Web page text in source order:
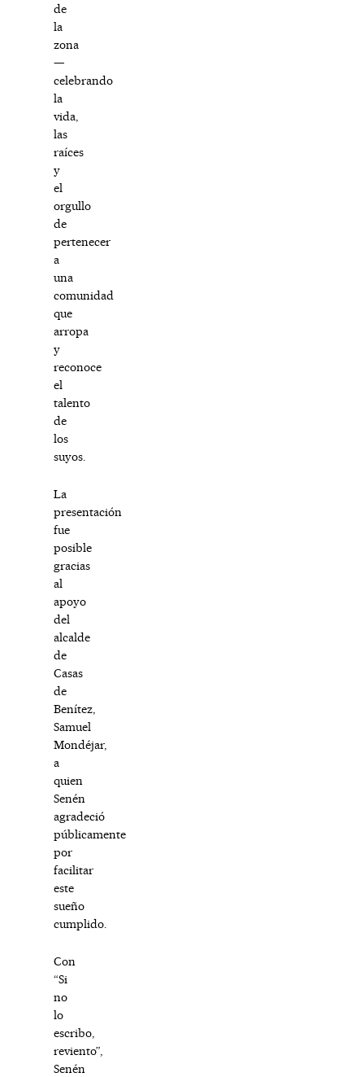
de
la
zona
—
celebrando
la
vida,
las
raíces
y
el
orgullo
de
pertenecer
a
una
comunidad
que
arropa
y
reconoce
el
talento
de
los
suyos.
La
presentación
fue
posible
gracias
al
apoyo
del
alcalde
de
Casas
de
Benítez,
Samuel
Mondéjar,
a
quien
Senén
agradeció
públicamente
por
facilitar
este
sueño
cumplido.
Con
“Si
no
lo
escribo,
reviento”,
Senén